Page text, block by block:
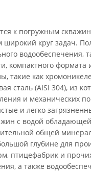
к погружным
круг задач.
водообеспечения,
компактного формата
такие как
сталь (AISI 304), из
и механических
и легко
с водой
общей
глубине для
птицефабрик и
а также